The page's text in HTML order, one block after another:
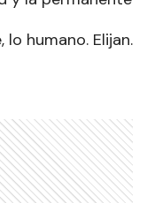
lo humano. Elijan.